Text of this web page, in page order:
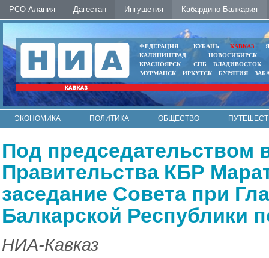
РСО-Алания Дагестан Ингушетия Кабардино-Балкария
ФЕДЕРАЦИЯ КУБАНЬ КАВКАЗ
КАЛИНИНГРАД
НОВОСИБИРСК
КРАСНОЯРСК
СПБ
ВЛАДИВОСТОК
МУРМАНСК
ИРКУТСК БУРЯТИЯ
ЭКОНОМИКА ПОЛИТИКА ОБЩЕСТВО
Под председательством
Правительства КБР
заседание Совета при
Балкарской Республики
НИА-Кавказ